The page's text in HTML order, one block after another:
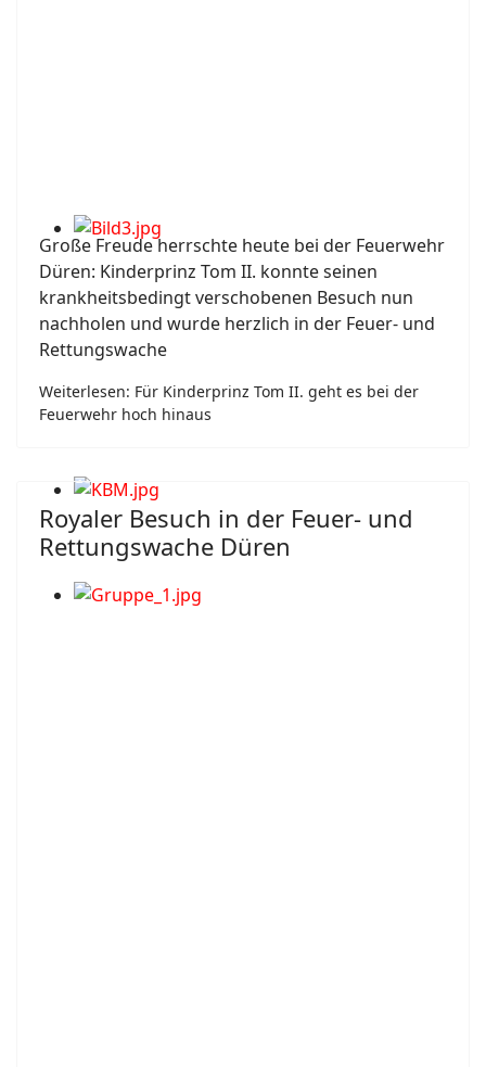
Große Freude herrschte heute bei der Feuerwehr
Düren: Kinderprinz Tom II. konnte seinen
krankheitsbedingt verschobenen Besuch nun
nachholen und wurde herzlich in der Feuer- und
Rettungswache
Weiterlesen: Für Kinderprinz Tom II. geht es bei der
Feuerwehr hoch hinaus
Royaler Besuch in der Feuer- und
Rettungswache Düren